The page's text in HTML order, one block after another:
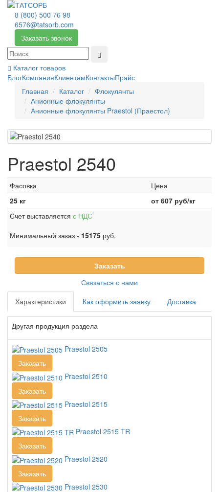
8 (800) 500 76 98
6576@tatsorb.com
Заказать звонок
Каталог товаров
БлогКомпанияКлиентамКонтактыПрайс
Главная
Каталог
Флокулянты
Анионные флокулянты
Анионные флокулянты Praestol (Праестол)
Praestol 2540
Фасовка
Цена
25 кг
от 607 руб/кг
Счет выставляется с НДС
Минимальный заказ - 15175 руб.
Заказать
Связаться с нами
Характеристики
Как оформить заявку Доставка
Другая продукция раздела
Praestol 2505
Заказать
Praestol 2510
Заказать
Praestol 2515
Заказать
Praestol 2515 TR
Заказать
Praestol 2520
Заказать
Praestol 2530